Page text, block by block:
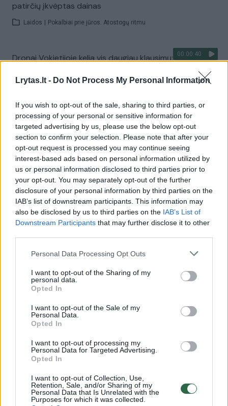
Lrytas.lt - Do Not Process My Personal Information
If you wish to opt-out of the sale, sharing to third parties, or
processing of your personal or sensitive information for
targeted advertising by us, please use the below opt-out
section to confirm your selection. Please note that after your
opt-out request is processed you may continue seeing
interest-based ads based on personal information utilized by
us or personal information disclosed to third parties prior to
your opt-out. You may separately opt-out of the further
disclosure of your personal information by third parties on the
IAB’s list of downstream participants. This information may
also be disclosed by us to third parties on the IAB’s List of
Downstream Participants that may further disclose it to other
Personal Data Processing Opt Outs
I want to opt-out of the Sharing of my
personal data.
Opted In
I want to opt-out of the Sale of my
Personal Data.
Opted In
I want to opt-out of processing my
Personal Data for Targeted Advertising.
Opted In
I want to opt-out of Collection, Use,
Retention, Sale, and/or Sharing of my
Personal Data that Is Unrelated with the
Purposes for which it was collected.
patirčių įkvėptas dainas
Laidos Pokalbiai prie jūros. Atostogų ritmu
00:00:40
Dronai Vokietijoje kelia vis daugiau klausimų: du
Žinios
Visi įrašai
Žiūrimiausi įrašai
00:00:30
Vaizdai iš tragiškos avarijos Vilniaus r.: dviejų moterų ir
vaiko gyvybių išgelbėti nepavyko
Savaitės vidurys nusimato karštas: temperatūra kils iki
32 laipsnių šilumos
Ukrainos politikoje: jis yra neteisus
Laidos | Nauja diena
00:05:25
K. Prunskienės brolis prisiminė jaudinančią akimirką